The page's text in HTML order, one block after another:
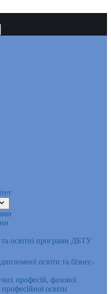
та освітні програми ДБТУ
освіти та бізнес-
професій, фахової
освіти